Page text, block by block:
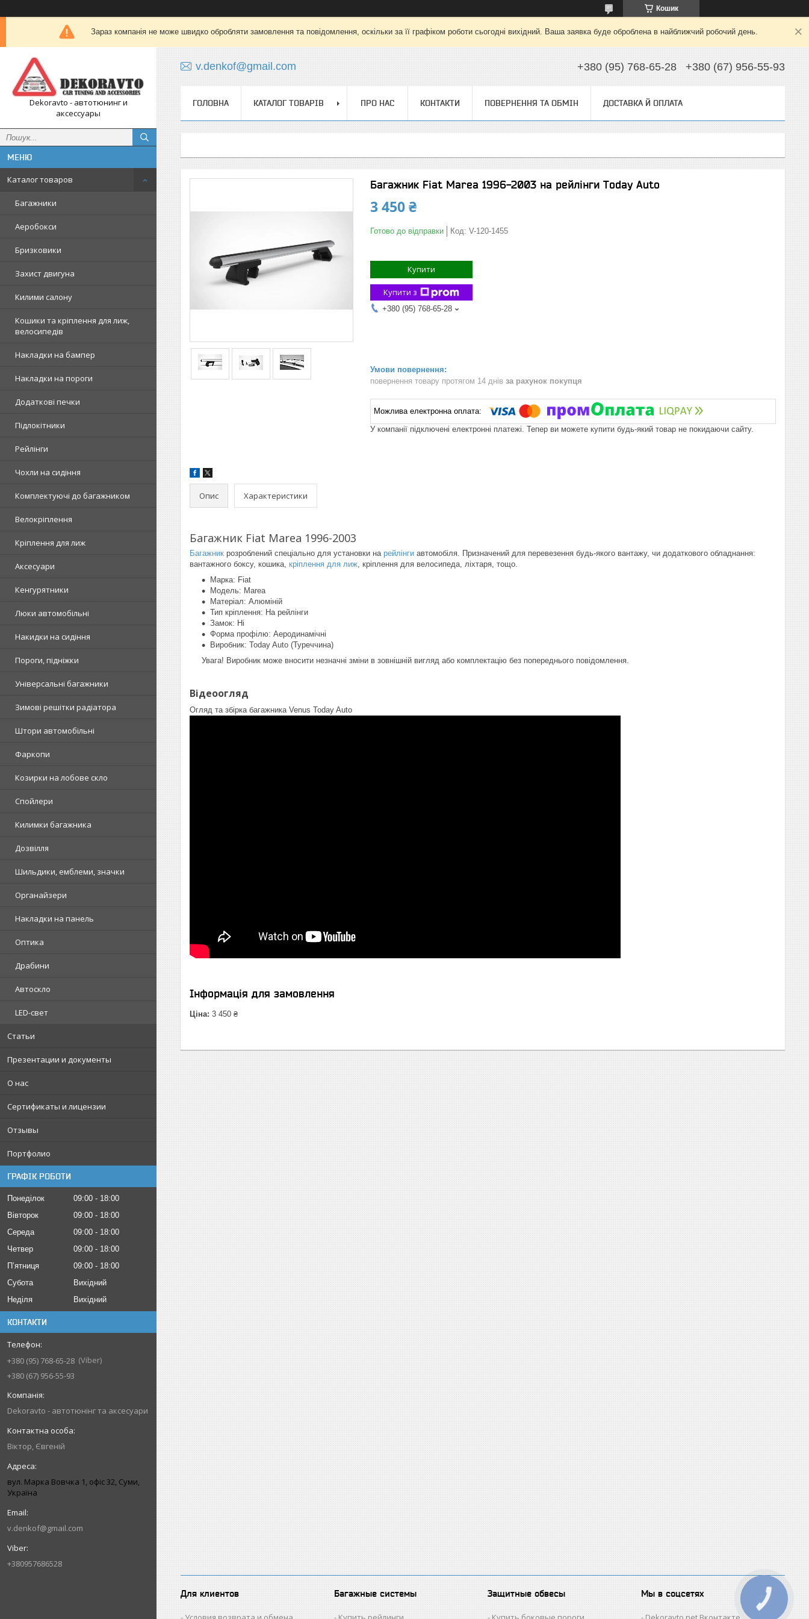
Кошик
Зараз компанія не може швидко обробляти замовлення та повідомлення, оскільки за її графіком роботи сьогодні вихідний. Ваша заявка буде оброблена в найближчий робочий день.
Dekoravto - автотюнинг и
аксессуары
Каталог товаров
Багажники
Аеробокси
Бризковики
Захист двигуна
Килими салону
Кошики та кріплення для лиж,
велосипедів
Накладки на бампер
Накладки на пороги
Додаткові печки
Підлокітники
Рейлінги
Чохли на сидіння
Комплектуючі до багажником
Велокріплення
Кріплення для лиж
Аксесуари
Кенгурятники
Люки автомобільні
Накидки на сидіння
Пороги, підніжки
Універсальні багажники
Зимові решітки радіатора
Штори автомобільні
Фаркопи
Козирки на лобове скло
Спойлери
Килимки багажника
Дозвілля
Шильдики, емблеми, значки
Органайзери
Накладки на панель
Оптика
Драбини
Автоскло
LED-свет
Статьи
Презентации и документы
О нас
Сертификаты и лицензии
Отзывы
Портфолио
ГРАФІК РОБОТИ
Понеділок 09:00
18:00
Вівторок
09:00
18:00
Середа
09:00
18:00
Четвер
09:00
18:00
Пʼятниця
09:00
18:00
Субота
Вихідний
Неділя
Вихідний
КОНТАКТИ
+380 (95) 768-65-28 Viber
+380 (67) 956-55-93
Dekoravto - автотюнінг та аксесуари
Віктор, Євгеній
вул. Марка Вовчка 1, офіс 32, Суми,
Україна
v.denkof@gmail.com
+380957686528
v.denkof@gmail.com +380 (95) 768-65-28 +380 (67) 956-55-93
ГОЛОВНА КАТАЛОГ ТОВАРІВ ПРО НАС КОНТАКТИ ПОВЕРНЕННЯ ТА ОБМІН ДОСТАВКА Й ОПЛАТА
Багажник Fiat Marea 1996-2003 на рейлінги Today Auto
3 450 ₴
Готово до відправки Код: V-120-1455
Купити
Купити з
+380 (95) 768-65-28
повернення товару протягом 14 днів за рахунок покупця
У компанії підключені електронні платежі. Тепер ви можете купити будь-який товар не покидаючи сайту.
Опис Характеристики
Багажник Fiat Marea 1996-2003
Багажник розроблений спеціально для установки на рейлінги автомобіля. Призначений для перевезення будь-якого вантажу, чи додаткового обладнання:
вантажного боксу, кошика, кріплення для лиж, кріплення для велосипеда, ліхтаря, тощо.
Марка: Fiat
Модель: Marea
Матеріал: Алюміній
Тип кріплення: На рейлінги
Замок: Ні
Форма профілю: Аеродинамічні
Виробник: Today Auto (Туреччина)
Увага! Виробник може вносити незначні зміни в зовнішній вигляд або комплектацію без попереднього повідомлення.
Відеоогляд
Огляд та збірка багажника Venus Today Auto
Інформація для замовлення
Ціна: 3 450 ₴
Для клиентов Багажные системы Защитные обвесы Мы в соцсетях
КНОПКА
ЗВ'ЯЗКУ